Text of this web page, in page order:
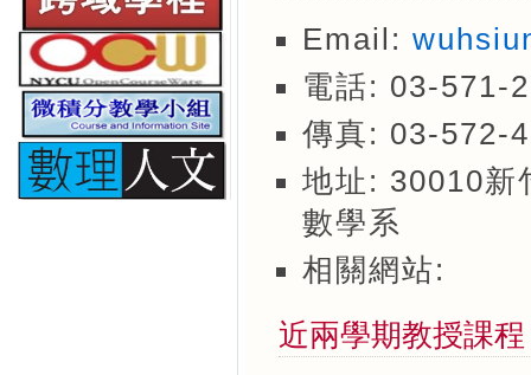
Email:
電話: 03-571-
傳真: 03-572-
地址: 30010新
數學系
相關網站:
近兩學期教授課程